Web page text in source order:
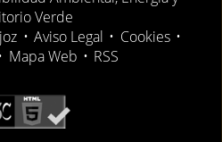
Verde
• Aviso Legal • Cookies •
Mapa Web • RSS